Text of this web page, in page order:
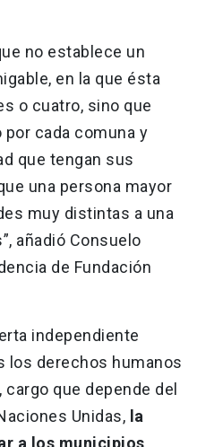
no establece un
en la que ésta
o cuatro, sino que
cada comuna y
que tengan sus
una persona mayor
muy distintas a una
añadió Consuelo
de Fundación
independiente
los derechos humanos
que depende del
Unidas, la
a los municipios